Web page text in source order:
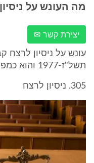
מה העונש על
יצירת קשר ✉
עונש על ניסיון לרצח
תשל"ז-1977 והוא כמפורט להלן:
305. ניסיון לרצח